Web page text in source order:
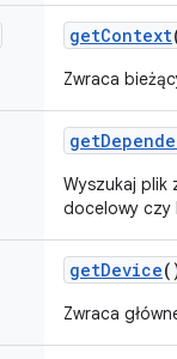
getContext
Zwraca
get
Wyszukaj
docelowy czy
getDevice
Zwraca